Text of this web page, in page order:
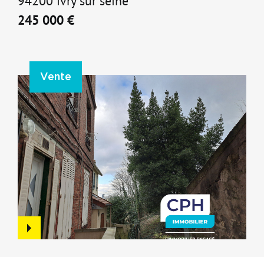
Appartement
94200 ivry sur seine
Vente